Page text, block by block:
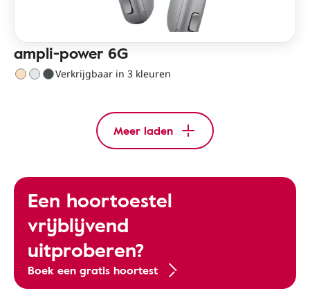
ampli-power 6G
Verkrijgbaar in 3 kleuren
Meer laden
Een hoortoestel
vrijblijvend
uitproberen?
Boek een gratis hoortest